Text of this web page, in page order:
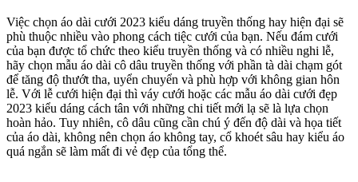
Việc chọn áo dài cưới 2023 kiểu dáng truyền thống hay hiện đại sẽ
phù thuộc nhiều vào phong cách tiệc cưới của bạn. Nếu đám cưới
của bạn được tổ chức theo kiểu truyền thống và có nhiều nghi lễ,
hãy chọn mẫu áo dài cô dâu truyền thống với phần tà dài chạm gót
để tăng độ thướt tha, uyển chuyển và phù hợp với không gian hôn
lễ. Với lễ cưới hiện đại thì váy cưới hoặc các mẫu áo dài cưới đẹp
2023 kiểu dáng cách tân với những chi tiết mới lạ sẽ là lựa chọn
hoàn hảo. Tuy nhiên, cô dâu cũng cần chú ý đến độ dài và họa tiết
của áo dài, không nên chọn áo không tay, cổ khoét sâu hay kiểu áo
quá ngắn sẽ làm mất đi vẻ đẹp của tổng thể.